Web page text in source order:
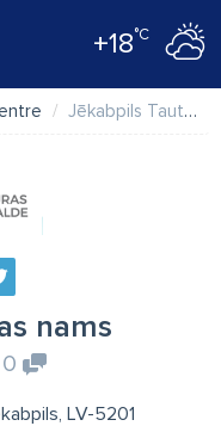
+18°C
Jēkabpils Tautas nams
nams
0
LV-5201